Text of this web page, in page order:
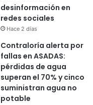
desinformación en
redes sociales
Hace 2 días
Contraloría alerta por
fallas en ASADAS:
pérdidas de agua
superan el 70% y cinco
suministran agua no
potable